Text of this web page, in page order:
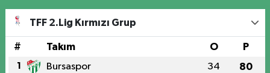
TFF 2.Lig Kırmızı Grup
# Takım O P
1 Bursaspor 34 80